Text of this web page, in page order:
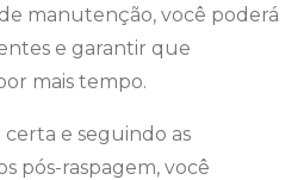
manutenção, você poderá
e garantir que
mais tempo.
e seguindo as
pós-raspagem, você